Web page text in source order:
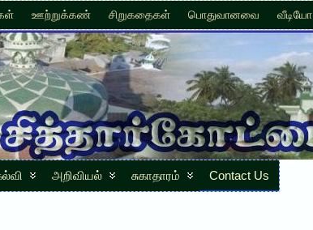
ஊற்றுக்கண் சிறுகதைகள் பொதுவானவை வீடியோ
அறிவியல் சுகாதாரம் Contact Us